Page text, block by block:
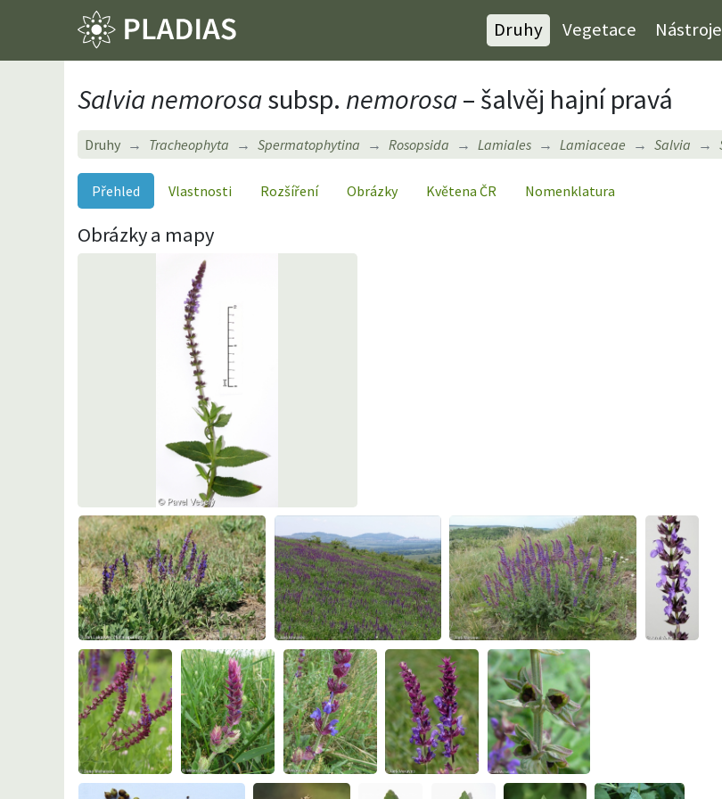
Druhy Vegetace Nástroje
Salvia nemorosasubsp. nemorosa– šalvěj hajní pravá
Druhy Tracheophyta Spermatophytina Rosopsida Lamiales Lamiaceae Salvia
Přehled Vlastnosti Rozšíření Obrázky Květena ČR Nomenklatura
Obrázky a mapy